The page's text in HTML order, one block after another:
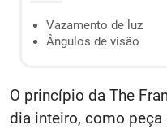
Vazamento de luz
Ângulos de visão
O princípio da The
dia inteiro, como peça